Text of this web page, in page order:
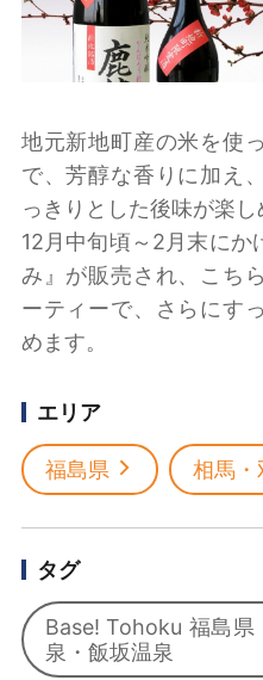
地元新地町産の米を使
で、芳醇な香りに加え
っきりとした後味が楽し
12月中旬頃～2月末にか
み』が販売され、こち
ーティーで、さらにす
めます。
エリア
福島県 相馬・
タグ
Base! Tohoku 福島県
泉・飯坂温泉